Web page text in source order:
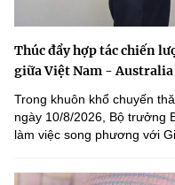
Thúc đẩy hợp tác chiến
giữa Việt Nam - Australia
Trong khuôn khổ chuyến
ngày 10/8/2026, Bộ trưởng
làm việc song phương với